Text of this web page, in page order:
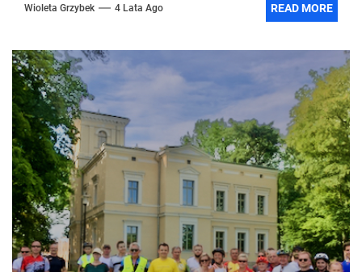
Wioleta Grzybek 4 Lata Ago READ MORE